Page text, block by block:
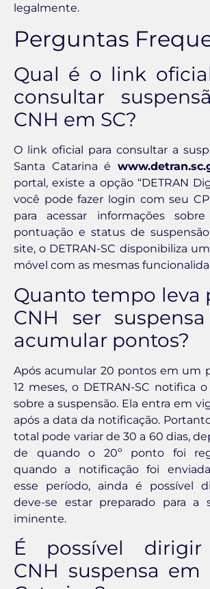
legalmente.
Perguntas
Qual é o link
consultar
CNH em SC?
O link oficial para consultar a
Santa Catarina é
portal, existe a opção “DETRAN
você pode fazer login com seu
para acessar informações sobre
pontuação e status de
site, o DETRAN-SC disponibiliza
móvel com as mesmas
Quanto tempo leva
CNH ser
acumular pontos?
Após acumular 20 pontos em um
12 meses, o DETRAN-SC notifica
sobre a suspensão. Ela entra em
após a data da notificação.
total pode variar de 30 a 60 dias,
de quando o 20º ponto foi
quando a notificação foi
esse período, ainda é possível
deve-se estar preparado para a
iminente.
É possível
CNH suspensa em